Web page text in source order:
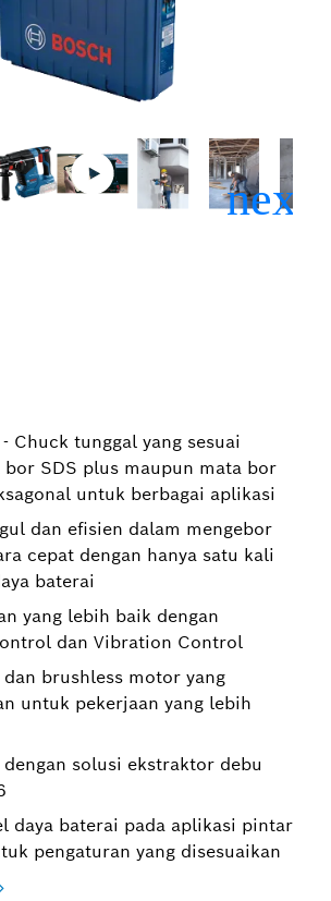
Chuck tunggal yang sesuai
SDS plus maupun mata bor
untuk berbagai aplikasi
dan efisien dalam mengebor
cepat dengan hanya satu kali
baterai
yang lebih baik dengan
dan Vibration Control
dan brushless motor yang
untuk pekerjaan yang lebih
solusi ekstraktor debu
daya baterai pada aplikasi pintar
pengaturan yang disesuaikan